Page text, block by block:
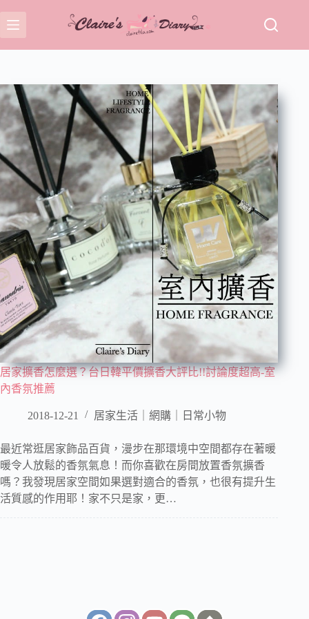
至
主
容
居家擴香怎麼選？台日韓平價擴香大評比!!討論度超高-室
內香氛推薦
2018-12-21 居家生活｜網購｜日常小物
最近常逛居家飾品百貨，漫步在那環境中空間都存在著暖
暖令人放鬆的香氛氣息！而你喜歡在房間放置香氛擴香
嗎？我發現居家空間如果選對適合的香氛，也很有提升生
活質感的作用耶！家不只是家，更…